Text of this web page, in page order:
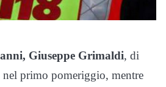
Giuseppe Grimaldi, di
primo pomeriggio, mentre